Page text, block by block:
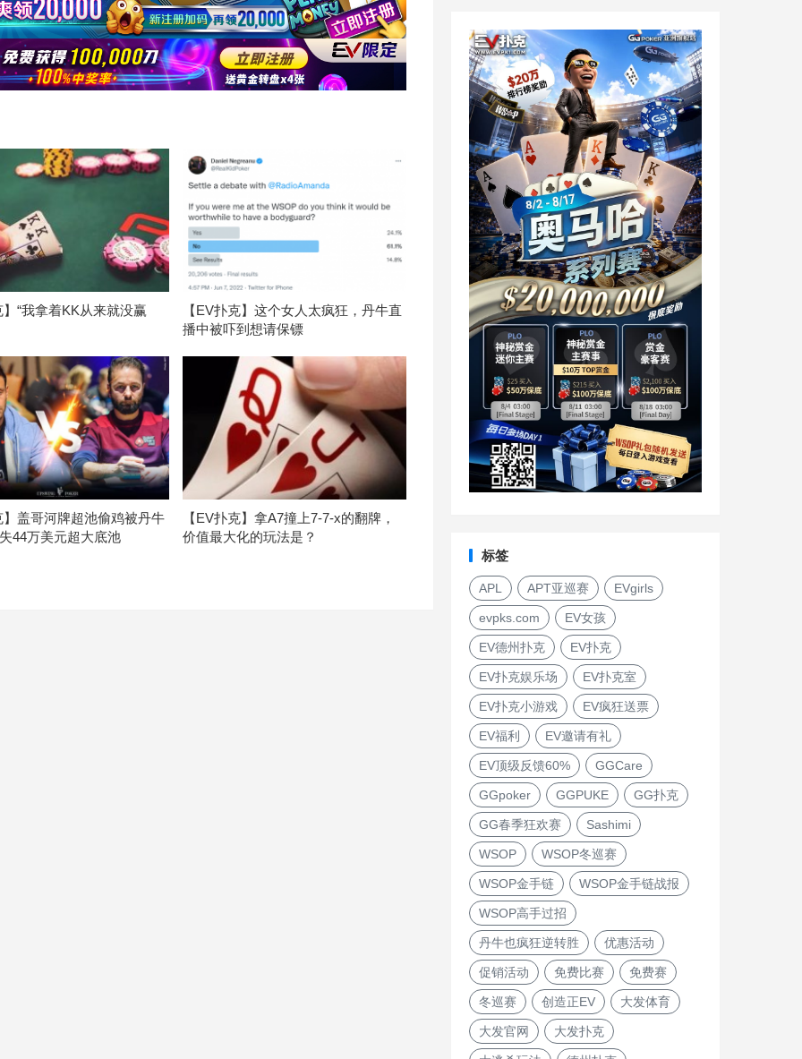
“我拿着KK从来就没赢
【EV扑克】这个女人太疯狂，丹牛直
播中被吓到想请保镖
】盖哥河牌超池偷鸡被丹牛
44万美元超大底池
【EV扑克】拿A7撞上7-7-x的翻牌，
价值最大化的玩法是？
标签
APL APT亚巡赛 EVgirls
evpks.com EV女孩
EV德州扑克 EV扑克
EV扑克娱乐场 EV扑克室
EV扑克小游戏 EV疯狂送票
EV福利 EV邀请有礼
EV顶级反馈60% GGCare
GGpoker GGPUKE GG扑克
GG春季狂欢赛 Sashimi
WSOP WSOP冬巡赛
WSOP金手链 WSOP金手链战报
WSOP高手过招
丹牛也疯狂逆转胜 优惠活动
促销活动 免费比赛 免费赛
冬巡赛 创造正EV 大发体育
大发官网 大发扑克